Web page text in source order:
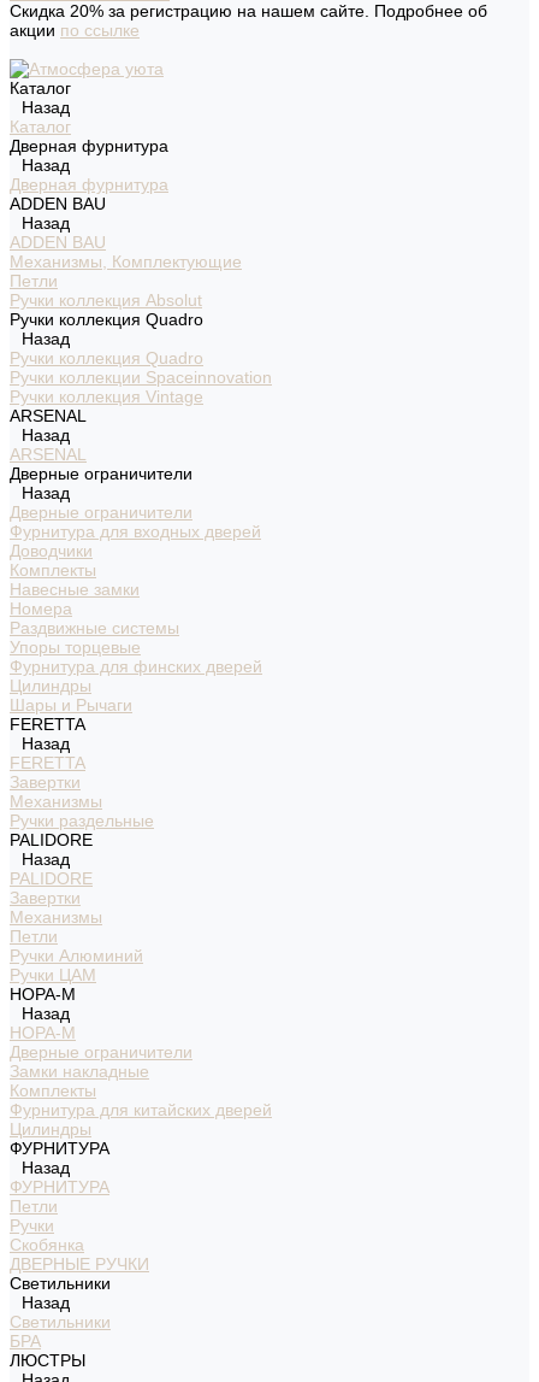
Скидка 20% за регистрацию на нашем сайте. Подробнее об
акции по ссылке
Каталог
Назад
Каталог
Дверная фурнитура
Назад
Дверная фурнитура
ADDEN BAU
Назад
ADDEN BAU
Механизмы, Комплектующие
Петли
Ручки коллекция Absolut
Ручки коллекция Quadro
Назад
Ручки коллекция Quadro
Ручки коллекции Spaceinnovation
Ручки коллекция Vintage
ARSENAL
Назад
ARSENAL
Дверные ограничители
Назад
Дверные ограничители
Фурнитура для входных дверей
Доводчики
Комплекты
Навесные замки
Номера
Раздвижные системы
Упоры торцевые
Фурнитура для финских дверей
Цилиндры
Шары и Рычаги
FERETTA
Назад
FERETTA
Завертки
Механизмы
Ручки раздельные
PALIDORE
Назад
PALIDORE
Завертки
Механизмы
Петли
Ручки Алюминий
Ручки ЦАМ
НОРА-М
Назад
НОРА-М
Дверные ограничители
Замки накладные
Комплекты
Фурнитура для китайских дверей
Цилиндры
ФУРНИТУРА
Назад
ФУРНИТУРА
Петли
Ручки
Скобянка
ДВЕРНЫЕ РУЧКИ
Светильники
Назад
Светильники
БРА
ЛЮСТРЫ